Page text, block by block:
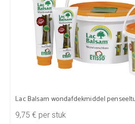
Lac Balsam wondafdekmiddel
9,75 € per stuk